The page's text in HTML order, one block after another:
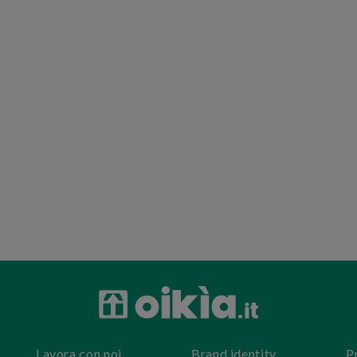
Lavora con noi Brand identity